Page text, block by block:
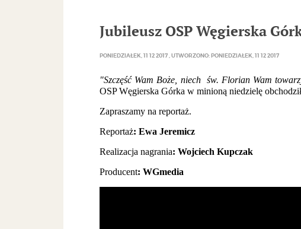
Jubileusz OSP Węgierska
PONIEDZIAŁEK, 11 12 2017 UTWORZONO: PONIEDZIAŁEK, 11 12 2017
"Szczęść Wam Boże, niech św. Florian Wam
OSP Węgierska Górka w minioną niedzielę
Zapraszamy na reportaż.
Reportaż: Ewa Jeremicz
Realizacja nagrania: Wojciech Kupczak
Producent: WGmedia